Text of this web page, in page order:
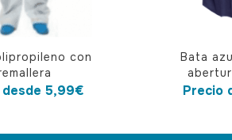
con
5,99€
producto
Bata
Precio